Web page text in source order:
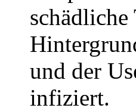
und der
infiziert.